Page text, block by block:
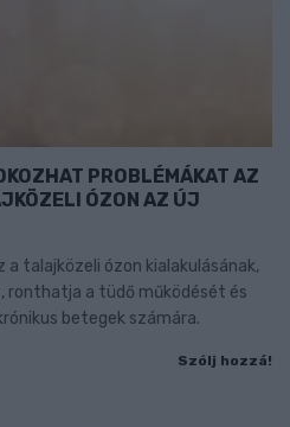
PROBLÉMÁKAT AZ
ÓZON AZ ÚJ
a talajközeli ózon kialakulásának,
a tüdő működését és
betegek számára.
Szólj hozzá!